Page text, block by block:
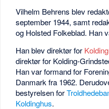
Vilhelm Behrens blev
september 1944, samt
og Holsted Folkeblad. Han
Han blev direktør for
direktør for Kolding-
Han var formand for
Danmark fra 1962.
bestyrelsen for
Koldinghus.